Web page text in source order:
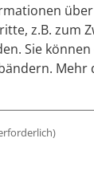
zur
z.B. zum
Sie
Mehr